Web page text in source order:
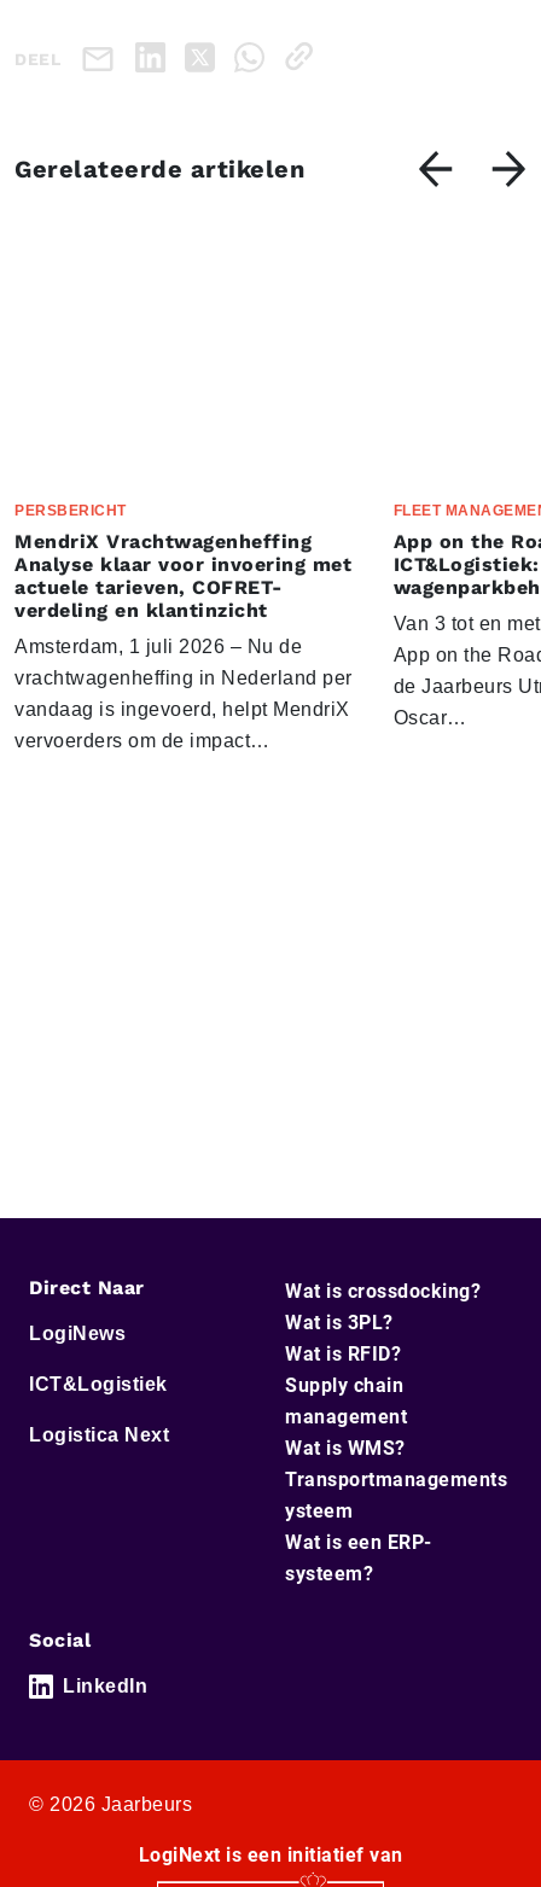
DEEL
Gerelateerde artikelen
PERSBERICHT
MendriX Vrachtwagenheffing
Analyse klaar voor invoering met
actuele tarieven, COFRET-
verdeling en klantinzicht
Amsterdam, 1 juli 2026 – Nu de
vrachtwagenheffing in Nederland per
vandaag is ingevoerd, helpt MendriX
vervoerders om de impact…
FLEET
App on the
Van 3 tot en
App on the
de Jaarbeurs
Oscar…
Direct Naar
LogiNews
ICT&Logistiek
Logistica Next
Wat is crossdocking?
Wat is 3PL?
Wat is RFID?
Supply chain
management
Wat is WMS?
Transportmanagements
ysteem
Wat is een ERP-
systeem?
Social
LinkedIn
© 2026 Jaarbeurs
LogiNext is een initiatief van